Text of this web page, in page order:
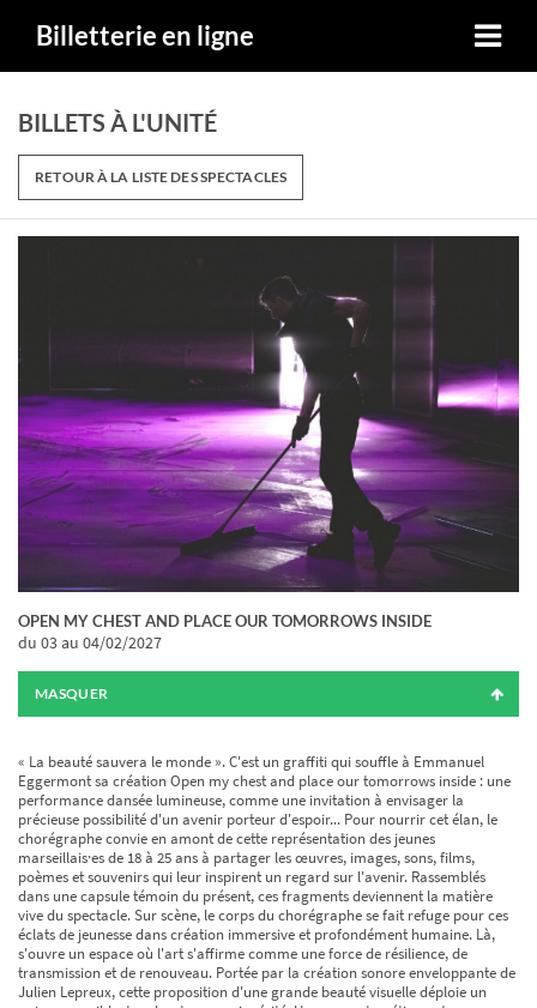
Billetterie en ligne
BILLETS À L'UNITÉ
RETOUR À LA LISTE DES SPECTACLES
OPEN MY CHEST AND PLACE OUR TOMORROWS INSIDE
du 03au 04/02/2027
MASQUER
« La beauté sauvera le monde ». C'est un graffiti qui souffle à Emmanuel
Eggermont sa création Open my chest and place our tomorrows inside : une
performance dansée lumineuse, comme une invitation à envisager la
précieuse possibilité d'un avenir porteur d'espoir... Pour nourrir cet élan, le
chorégraphe convie en amont de cette représentation des jeunes
marseillais·es de 18 à 25 ans à partager les œuvres, images, sons, films,
poèmes et souvenirs qui leur inspirent un regard sur l'avenir. Rassemblés
dans une capsule témoin du présent, ces fragments deviennent la matière
vive du spectacle. Sur scène, le corps du chorégraphe se fait refuge pour ces
éclats de jeunesse dans création immersive et profondément humaine. Là,
s'ouvre un espace où l'art s'affirme comme une force de résilience, de
transmission et de renouveau. Portée par la création sonore enveloppante de
Julien Lepreux, cette proposition d'une grande beauté visuelle déploie un